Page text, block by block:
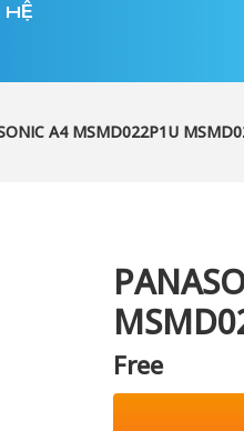
HỆ
A4 MSMD022P1U
Free